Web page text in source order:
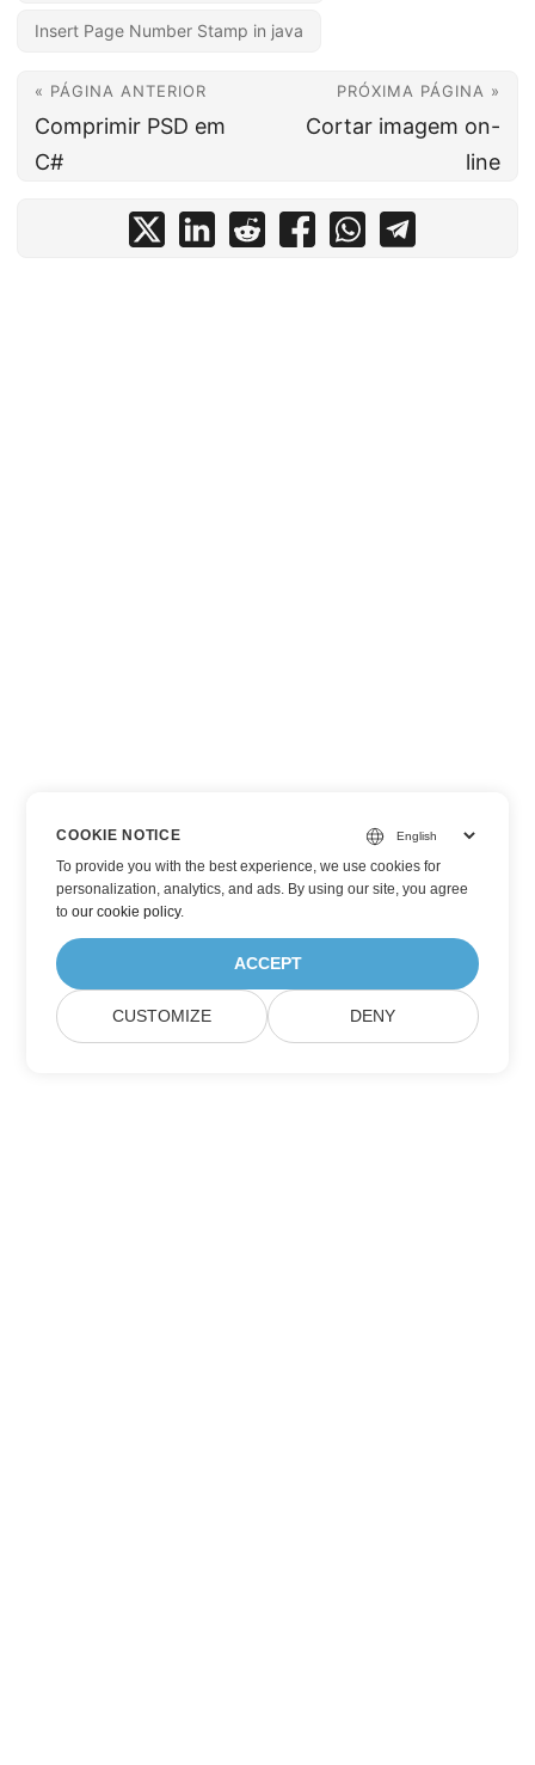
Insert Page Number Stamp in java
« PÁGINA ANTERIOR
Comprimir PSD em
C#
PRÓXIMA PÁGINA »
Cortar imagem on-
line
COOKIE NOTICE
To provide you with the best experience, we use cookies for
personalization, analytics, and ads. By using our site, you agree
toour cookie policy.
ACCEPT
CUSTOMIZE DENY